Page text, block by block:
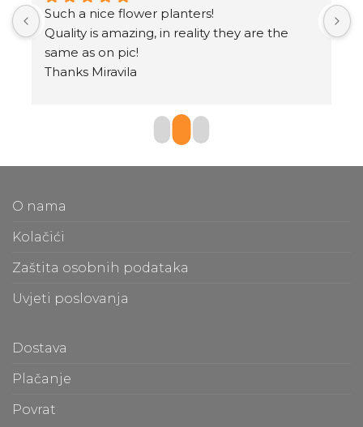
Such a nice flower planters!
Quality is amazing, in reality they are the
same as on pic!
Thanks Miravila
O nama
Kolačići
Zaštita osobnih podataka
Uvjeti poslovanja
Dostava
Plačanje
Povrat